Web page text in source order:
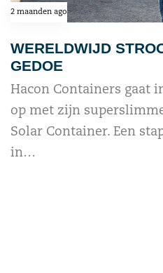
2 maanden ago
WERELDWIJD
GEDOE
Hacon Containers gaat
op met zijn
Solar Container. Een
in…